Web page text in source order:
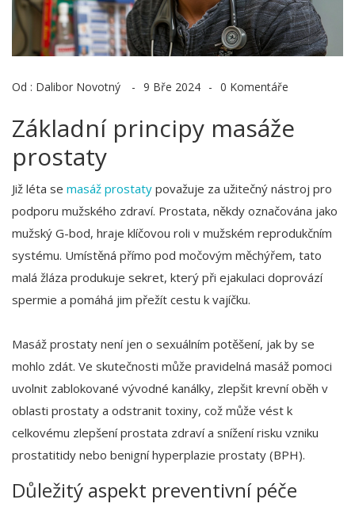
Od : Dalibor Novotný 9 Bře 2024 0 Komentáře
Základní principy masáže
prostaty
Již léta se masáž prostaty považuje za užitečný nástroj pro
podporu mužského zdraví. Prostata, někdy označována jako
mužský G-bod, hraje klíčovou roli v mužském reprodukčním
systému. Umístěná přímo pod močovým měchýřem, tato
malá žláza produkuje sekret, který při ejakulaci doprovází
spermie a pomáhá jim přežít cestu k vajíčku.
Masáž prostaty není jen o sexuálním potěšení, jak by se
mohlo zdát. Ve skutečnosti může pravidelná masáž pomoci
uvolnit zablokované vývodné kanálky, zlepšit krevní oběh v
oblasti prostaty a odstranit toxiny, což může vést k
celkovému zlepšení prostata zdraví a snížení risku vzniku
prostatitidy nebo benigní hyperplazie prostaty (BPH).
Důležitý aspekt preventivní péče